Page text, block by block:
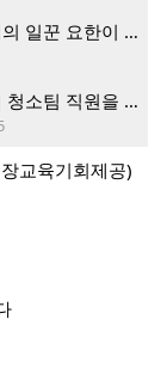
진짜가 나타났다! 30년 경력 건축가, 하나님의 일꾼 요한이 책임 시공합니다.
레드몬드에 위치한 커머셜 클리닝 업체에서 청소팀 직원을 모집합니다.
교육기회제공)